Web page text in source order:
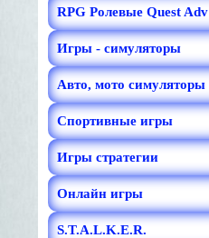
RPG Ролевые Quest Adv
Игры - симуляторы
Авто, мото симуляторы
Спортивные игры
Игры стратегии
Онлайн игры
S.T.A.L.K.E.R.